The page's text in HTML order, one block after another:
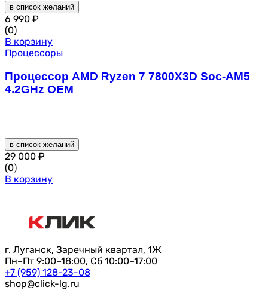
в список желаний
6 990 ₽
(0)
В корзину
Процессоры
Процессор AMD Ryzen 7 7800X3D Soc-AM5
4.2GHz OEM
в список желаний
29 000 ₽
(0)
В корзину
г. Луганск, Заречный квартал, 1Ж
Пн–Пт 9:00–18:00, Сб 10:00–17:00
+7 (959) 128-23-08
shop@click-lg.ru